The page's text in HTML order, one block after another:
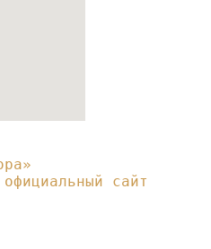
сайт